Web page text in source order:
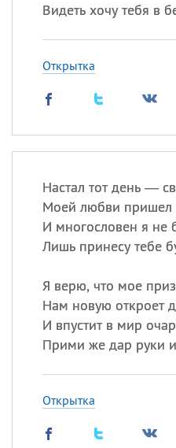
Видеть хочу тебя в
Открытка
Настал тот день —
Моей любви пришел
И многословен я не
Лишь принесу тебе
Я верю, что мое
Нам новую откроет
И впустит в мир
Прими же дар руки
Открытка